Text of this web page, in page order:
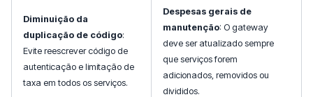
Diminuição da
duplicação de código:
Evite reescrever código de
autenticação e limitação de
taxa em todos os serviços.
Despesas gerais de
manutenção: O gateway
deve ser atualizado sempre
que serviços forem
adicionados, removidos ou
divididos.